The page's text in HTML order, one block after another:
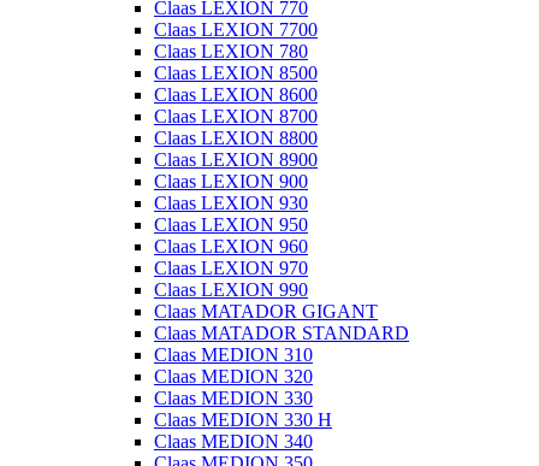
Claas LEXION 770
Claas LEXION 7700
Claas LEXION 780
Claas LEXION 8500
Claas LEXION 8600
Claas LEXION 8700
Claas LEXION 8800
Claas LEXION 8900
Claas LEXION 900
Claas LEXION 930
Claas LEXION 950
Claas LEXION 960
Claas LEXION 970
Claas LEXION 990
Claas MATADOR GIGANT
Claas MATADOR STANDARD
Claas MEDION 310
Claas MEDION 320
Claas MEDION 330
Claas MEDION 330 H
Claas MEDION 340